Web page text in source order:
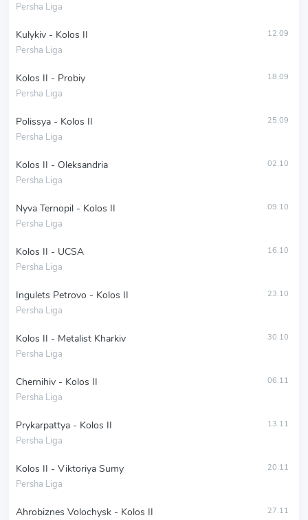
Persha Liga
Kulykiv - Kolos II
Persha Liga
12.09
Kolos II - Probiy
Persha Liga
18.09
Polissya - Kolos II
Persha Liga
25.09
Kolos II - Oleksandria
Persha Liga
02.10
Nyva Ternopil - Kolos II
Persha Liga
09.10
Kolos II - UCSA
Persha Liga
16.10
Ingulets Petrovo - Kolos II
Persha Liga
23.10
Kolos II - Metalist Kharkiv
Persha Liga
30.10
Chernihiv - Kolos II
Persha Liga
06.11
Prykarpattya - Kolos II
Persha Liga
13.11
Kolos II - Viktoriya Sumy
Persha Liga
20.11
Ahrobiznes Volochysk - Kolos II 27.11